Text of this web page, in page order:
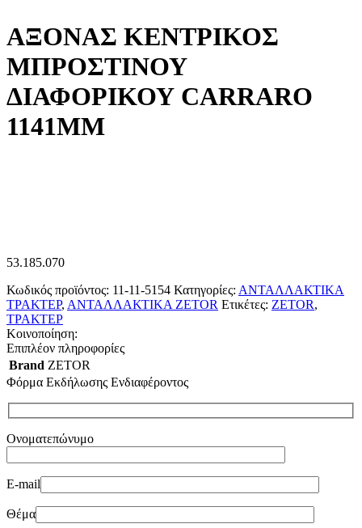
ΑΞΟΝΑΣ ΚΕΝΤΡΙΚΟΣ
ΜΠΡΟΣΤΙΝΟΥ
ΔΙΑΦΟΡΙΚΟΥ CARRARO
1141ΜΜ
53.185.070
Κωδικός προϊόντος: 11-11-5154 Κατηγορίες: ΑΝΤΑΛΛΑΚΤΙΚΑ
ΤΡΑΚΤΕΡ, ΑΝΤΑΛΛΑΚΤΙΚΑ ZETOR Ετικέτες: ZETOR,
ΤΡΑΚΤΕΡ
Κοινοποίηση:
Επιπλέον πληροφορίες
Brand ZETOR
Φόρμα Εκδήλωσης Ενδιαφέροντος
Ονοματεπώνυμο
E-mail
Θέμα